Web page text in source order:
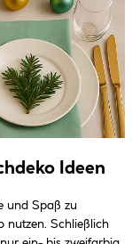
Ideen
und Spaß zu
nutzen. Schließlich